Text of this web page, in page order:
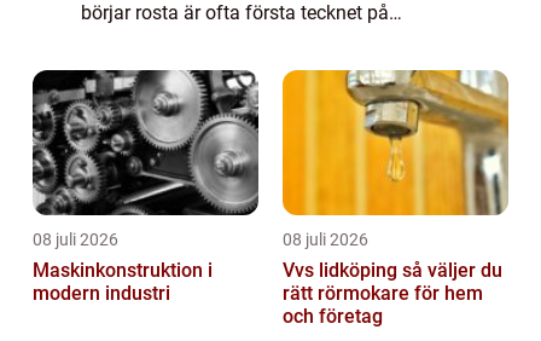
börjar rosta är ofta första tecknet på
08 juli 2026
Maskinkonstruktion i
modern industri
08 juli 2026
Vvs lidköping så väljer du
rätt rörmokare för hem
och företag